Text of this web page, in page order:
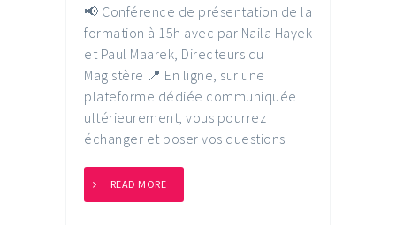
📢 Conférence de présentation de la
formation à 15h avec par Naila Hayek
et Paul Maarek, Directeurs du
Magistère 📍 En ligne, sur une
plateforme dédiée communiquée
ultérieurement, vous pourrez
échanger et poser vos questions
READ MORE